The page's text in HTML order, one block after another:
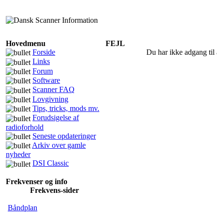
Hovedmenu
Forside
Links
Forum
Software
Scanner FAQ
Lovgivning
Tips, tricks, mods mv.
Forudsigelse af
radioforhold
Seneste opdateringer
Arkiv over gamle
nyheder
DSI Classic
Frekvenser og info
Frekvens-sider
Båndplan
FEJL
Du har ikke adgang til